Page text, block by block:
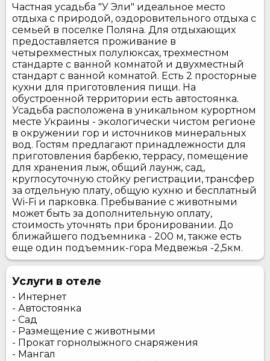
Частная усадьба "У Эли" идеальное место
отдыха с природой, оздоровительного отдыха с
семьей в поселке Поляна. Для отдыхающих
предоставляется проживание в
четырехместных полулюксах, трехместном
стандарте с ванной комнатой и двухместный
стандарт с ванной комнатой. Есть 2 просторные
кухни для приготовления пищи. На
обустроенной территории есть автостоянка.
Усадьба расположена в уникальном курортном
месте Украины - экологически чистом регионе
в окружении гор и источников минеральных
вод. Гостям предлагают принадлежности для
приготовления барбекю, террасу, помещение
для хранения лыж, общий лаунж, сад,
круглосуточную стойку регистрации, трансфер
за отдельную плату, общую кухню и бесплатный
Wi-Fi и парковка. Пребывание с животными
может быть за дополнительную оплату,
стоимость уточнять при бронировании. До
ближайшего подъемника - 200 м, также есть
еще один подъемник-гора Медвежья -2,5км.
Услуги в отеле
- Интернет
- Автостоянка
- Сад
- Размещение с животными
- Прокат горнолыжного снаряжения
- Мангал